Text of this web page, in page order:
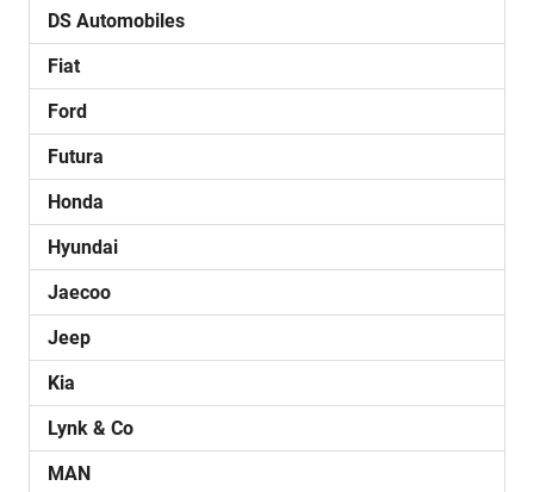
DS Automobiles
Fiat
Ford
Futura
Honda
Hyundai
Jaecoo
Jeep
Kia
Lynk & Co
MAN